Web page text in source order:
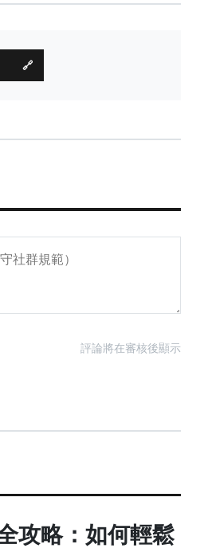
🔗
評論將在審核後顯示
攻略：如何輕鬆